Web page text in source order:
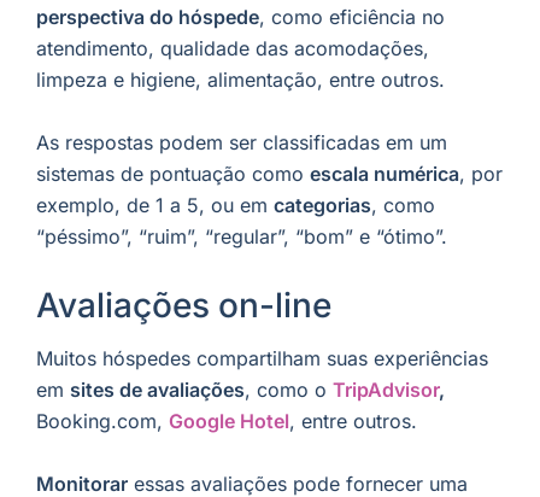
perspectiva do hóspede, como eficiência no
atendimento, qualidade das acomodações,
limpeza e higiene, alimentação, entre outros.
As respostas podem ser classificadas em um
sistemas de pontuação como escala numérica, por
exemplo, de 1 a 5, ou em categorias, como
“péssimo”, “ruim”, “regular”, “bom” e “ótimo”.
Avaliações on-line
Muitos hóspedes compartilham suas experiências
em sites de avaliações, como o TripAdvisor,
Booking.com, Google Hotel, entre outros.
Monitorar essas avaliações pode fornecer uma